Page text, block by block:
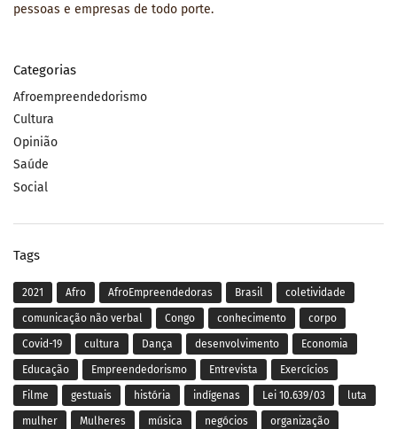
pessoas e empresas de todo porte.
Categorias
Afroempreendedorismo
Cultura
Opinião
Saúde
Social
Tags
2021 Afro AfroEmpreendedoras Brasil coletividade
comunicação não verbal Congo conhecimento corpo
Covid-19 cultura Dança desenvolvimento Economia
Educação Empreendedorismo Entrevista Exercícios
Filme gestuais história indígenas Lei 10.639/03 luta
mulher Mulheres música negócios organização